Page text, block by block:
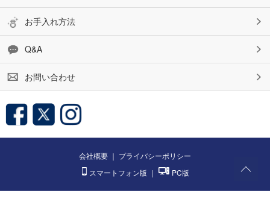
お手入れ方法
Q&A
お問い合わせ
会社概要 ｜ プライバシーポリシー
スマートフォン版 ｜ PC版